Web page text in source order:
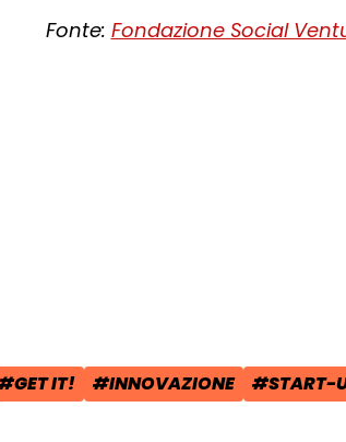
Fonte: Fondazione Social
Facebook - apre una
su X - apre una nuova
link e condividi - apre
IT! TAG:
#INNOVAZIONE TAG:
#START-